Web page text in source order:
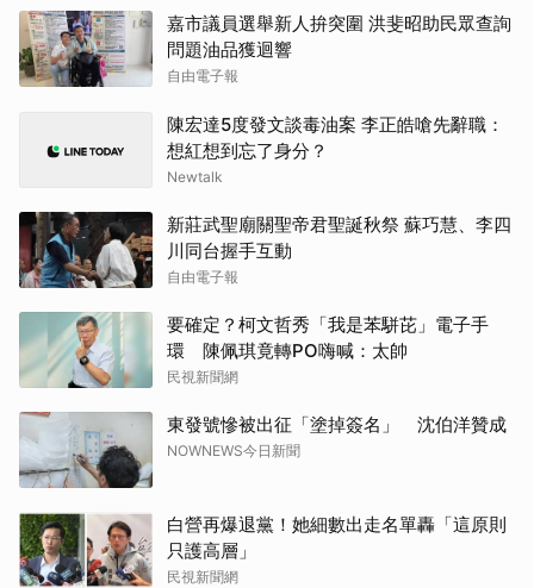
嘉市議員選舉新人拚突圍 洪斐昭助民眾查詢
問題油品獲迴響
自由電子報
陳宏達5度發文談毒油案 李正皓嗆先辭職：
想紅想到忘了身分？
Newtalk
新莊武聖廟關聖帝君聖誕秋祭 蘇巧慧、李四
川同台握手互動
自由電子報
要確定？柯文哲秀「我是苯駢芘」電子手
環 陳佩琪竟轉PO嗨喊：太帥
民視新聞網
東發號慘被出征「塗掉簽名」 沈伯洋贊成
NOWNEWS今日新聞
白營再爆退黨！她細數出走名單轟「這原則
只護高層」
民視新聞網